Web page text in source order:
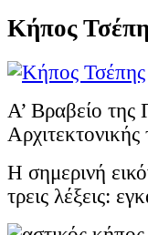
Κήπος
Α’ Βραβείο της
Η σημερινή
τρεις λέξεις: